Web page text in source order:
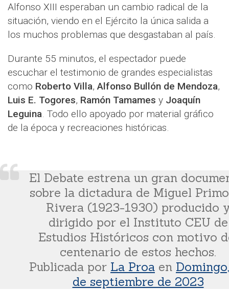
Alfonso XIII esperaban un cambio radical de la
situación, viendo en el Ejército la única salida a
los muchos problemas que desgastaban al país.
Durante 55 minutos, el espectador puede
escuchar el testimonio de grandes especialistas
como Roberto Villa,Alfonso Bullón de Mendoza,
Luis E. Togores, Ramón Tamames y Joaquín
Leguina. Todo ello apoyado por material gráfico
de la época y recreaciones históricas.
El Debate estrena un gran
sobre la dictadura de Miguel
Rivera (1923-1930) producido
dirigido por el Instituto CEU de
Estudios Históricos con motivo
centenario de estos hechos.
Publicada por La Proa en
de septiembre de 2023